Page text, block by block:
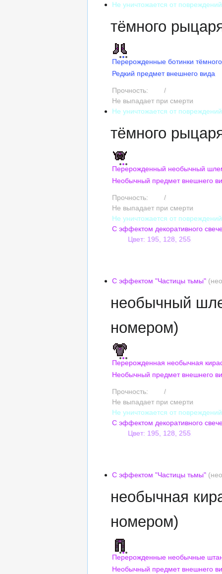
Не уничтожается от повреждений
тёмного
Перерожденные ботинки
Редкий предмет внешнего вида
Прочность: /
Не выпадает при смерти
Не уничтожается от повреждений
тёмного
Перерожденный необычный
Необычный предмет внешнего
Прочность: /
Не выпадает при смерти
Не уничтожается от повреждений
С эффектом декоративного
Цвет: 195, 128, 255
С эффектом "Частицы тьмы"
необычный
номером)
Перерожденная необычная
Необычный предмет внешнего
Прочность: /
Не выпадает при смерти
Не уничтожается от повреждений
С эффектом декоративного
Цвет: 195, 128, 255
С эффектом "Частицы тьмы"
необычная
номером)
Перерожденные необычные
Необычный предмет внешнего